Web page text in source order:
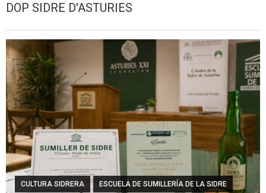
DOP SIDRE D'ASTURIES
CULTURA SIDRERA ESCUELA DE SUMILLERÍA DE LA SIDRE